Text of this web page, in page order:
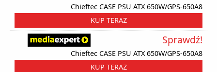
Chieftec CASE PSU ATX 650W/GPS-650A8
KUP TERAZ
Chieftec CASE PSU ATX 650W/GPS-650A8
Sprawdź!
KUP TERAZ